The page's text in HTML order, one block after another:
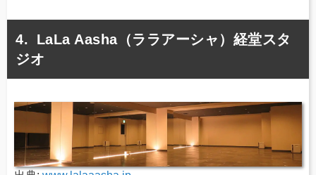
LaLa Aasha（ララアーシャ）経堂スタ
ジオ